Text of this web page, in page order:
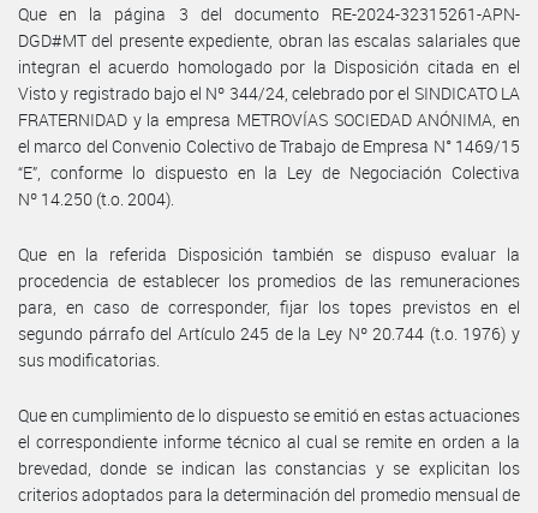
Que en la página 3 del documento RE-2024-32315261-APN-
DGD#MT del presente expediente, obran las escalas salariales que
integran el acuerdo homologado por la Disposición citada en el
Visto y registrado bajo el Nº 344/24, celebrado por el SINDICATO LA
FRATERNIDAD y la empresa METROVÍAS SOCIEDAD ANÓNIMA, en
el marco del Convenio Colectivo de Trabajo de Empresa N° 1469/15
“E”, conforme lo dispuesto en la Ley de Negociación Colectiva
Nº 14.250 (t.o. 2004).
Que en la referida Disposición también se dispuso evaluar la
procedencia de establecer los promedios de las remuneraciones
para, en caso de corresponder, fijar los topes previstos en el
segundo párrafo del Artículo 245 de la Ley Nº 20.744 (t.o. 1976) y
sus modificatorias.
Que en cumplimiento de lo dispuesto se emitió en estas actuaciones
el correspondiente informe técnico al cual se remite en orden a la
brevedad, donde se indican las constancias y se explicitan los
criterios adoptados para la determinación del promedio mensual de